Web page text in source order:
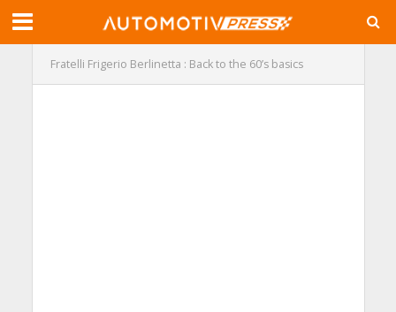
Fratelli Frigerio Berlinetta : Back to the 60’s basics